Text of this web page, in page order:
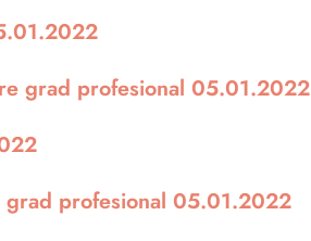
grad profesional 05.01.2022
grad profesional 05.01.2022